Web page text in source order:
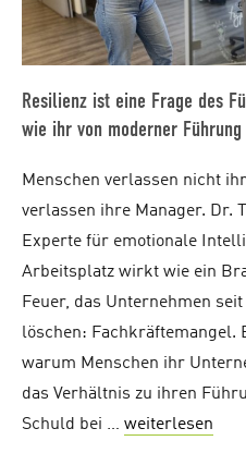
Resilienz ist eine Frage des
wie ihr von moderner
Menschen verlassen nicht
verlassen ihre Manager. Dr.
Experte für emotionale
Arbeitsplatz wirkt wie ein
Feuer, das Unternehmen
löschen: Fachkräftemangel.
warum Menschen ihr
das Verhältnis zu ihren
Schuld bei … weiterlesen